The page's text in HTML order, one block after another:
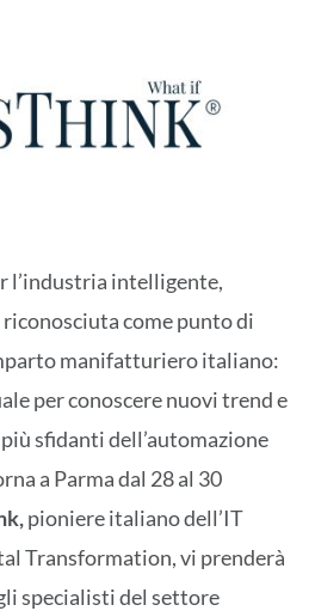
l’industria intelligente,
come punto di
manifatturiero italiano:
per conoscere nuovi trend e
sfidanti dell’automazione
a Parma dal 28 al 30
pioniere italiano dell’IT
Transformation, vi prenderà
specialisti del settore